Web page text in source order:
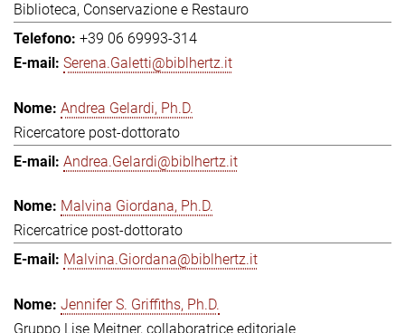
Biblioteca, Conservazione e Restauro
+39 06 69993-314
Serena.Galetti@biblhertz.it
Andrea Gelardi, Ph.D.
Ricercatore post-dottorato
Andrea.Gelardi@biblhertz.it
Malvina Giordana, Ph.D.
Ricercatrice post-dottorato
Malvina.Giordana@biblhertz.it
Jennifer S. Griffiths, Ph.D.
Gruppo Lise Meitner, collaboratrice editoriale